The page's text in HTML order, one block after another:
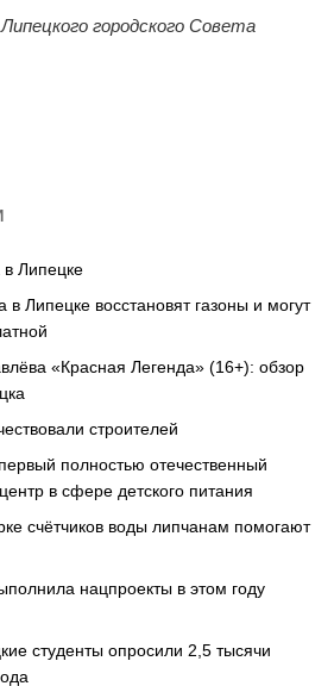
городского Совета
Липецке
в Липецке восстановят газоны и могут
«Красная Легенда» (16+): обзор
строителей
полностью отечественный
в сфере детского питания
счётчиков воды липчанам помогают
нацпроекты в этом году
студенты опросили 2,5 тысячи